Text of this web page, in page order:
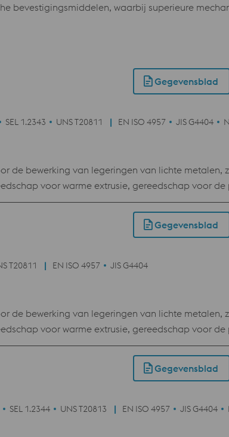
bevestigingsmiddelen, waarbij superieure
Gegevensblad
SEL 1.2343 UNS T20811 EN ISO 4957 JIS G4404
de bewerking van legeringen van lichte
voor warme extrusie, gereedschap voor
voor drukgieten, mallen voor
Gegevensblad
T20811 EN ISO 4957 JIS G4404
de bewerking van legeringen van lichte
voor warme extrusie, gereedschap voor
voor drukgieten, mallen voor
Gegevensblad
SEL 1.2344 UNS T20813 EN ISO 4957 JIS G4404